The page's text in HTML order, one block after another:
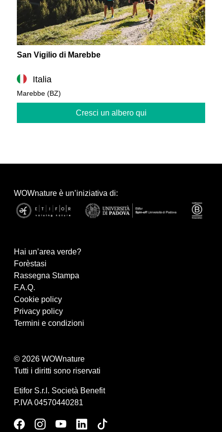
San Vigilio di Marebbe
Italia
Marebbe (BZ)
Cresci un albero qui
WOWnature è un’iniziativa di:
Hai un’area verde?
Forèstasi
Rassegna Stampa
F.A.Q.
Cookie policy
Privacy policy
Termini e condizioni
© 2026 WOWnature
Tutti i diritti sono riservati
Etifor S.r.l. Società Benefit
P.IVA 04570440281